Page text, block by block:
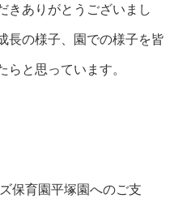
きありがとうございまし
長の様子、園での様子を皆
らと思っています。
保育園平塚園へのご支